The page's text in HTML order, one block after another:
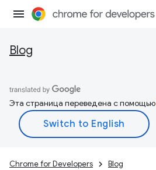
Blog
Эта страница переведена с помощью
Chrome for Developers Blog